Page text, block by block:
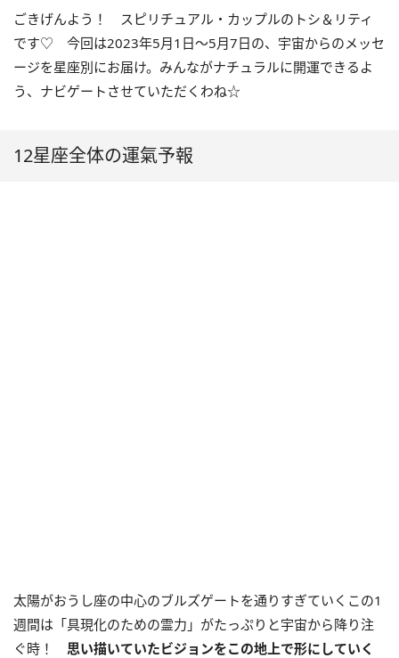
ごきげんよう！ スピリチュアル・カップルのトシ＆リティ
です♡ 今回は2023年5月1 日〜5月7日の、宇宙からのメッセ
ージを星座別にお届け。みんながナチュラルに開運できるよ
う、ナビゲートさせていただくわね☆
12星座全体の運氣予報
太陽がおうし座の中心のブルズゲートを通りすぎていくこの1
週間は「具現化のための霊力」がたっぷりと宇宙から降り注
ぐ時！ 思い描いていたビジョンをこの地上で形にしていく